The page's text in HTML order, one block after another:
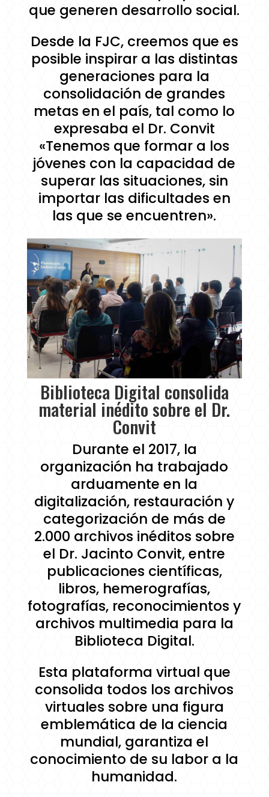
que generen desarrollo social.
Desde la FJC, creemos que es
posible inspirar a las distintas
generaciones para la
consolidación de grandes
metas en el país, tal como lo
expresaba el Dr. Convit
«Tenemos que formar a los
jóvenes con la capacidad de
superar las situaciones, sin
importar las dificultades en
las que se encuentren».
Biblioteca Digital consolida
material inédito sobre el Dr.
Convit
Durante el 2017, la
organización ha trabajado
arduamente en la
digitalización, restauración y
categorización de más de
2.000 archivos inéditos sobre
el Dr. Jacinto Convit, entre
publicaciones científicas,
libros, hemerografías,
fotografías, reconocimientos y
archivos multimedia para la
Biblioteca Digital.
Esta plataforma virtual que
consolida todos los archivos
virtuales sobre una figura
emblemática de la ciencia
mundial, garantiza el
conocimiento de su labor a la
humanidad.